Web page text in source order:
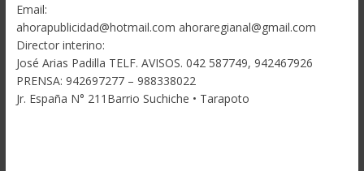
Email:
ahorapublicidad@hotmail.com ahoraregianal@gmail.com
Director interino:
José Arias Padilla TELF. AVISOS. 042 587749, 942467926
PRENSA: 942697277 – 988338022
Jr. España N° 211Barrio Suchiche • Tarapoto